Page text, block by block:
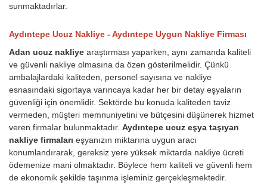
sunmaktadırlar.
Aydıntepe Ucuz Nakliye - Aydıntepe Uygun Nakliye Firması
Adan ucuz nakliye araştırması yaparken, aynı zamanda kaliteli
ve güvenli nakliye olmasına da özen gösterilmelidir. Çünkü
ambalajlardaki kaliteden, personel sayısına ve nakliye
esnasındaki sigortaya varıncaya kadar her bir detay eşyaların
güvenliği için önemlidir. Sektörde bu konuda kaliteden taviz
vermeden, müşteri memnuniyetini ve bütçesini düşünerek hizmet
veren firmalar bulunmaktadır. Aydıntepe ucuz eşya taşıyan
nakliye firmaları eşyanızın miktarına uygun aracı
konumlandırarak, gereksiz yere yüksek miktarda nakliye ücreti
ödemenize mani olmaktadır. Böylece hem kaliteli ve güvenli hem
de ekonomik şekilde taşınma işleminiz gerçekleşmektedir.